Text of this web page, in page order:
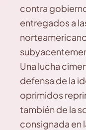
contra
entregados a
Una lucha
defensa de la
oprimidos
también de la
consignada en